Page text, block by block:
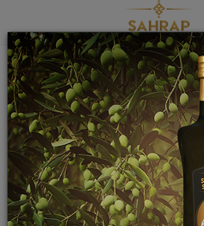
"yoğurt
" etiketiyle eşleşen (474) tarif
bulundu.